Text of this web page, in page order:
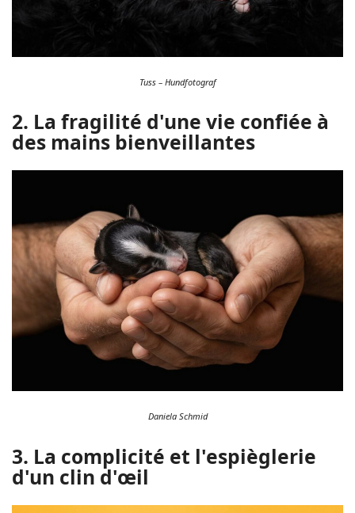
Tuss – Hundfotograf
2. La fragilité d'une vie confiée à
des mains bienveillantes
Daniela Schmid
3. La complicité et l'espièglerie
d'un clin d'œil